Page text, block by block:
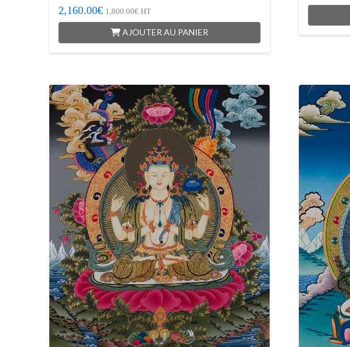
2,160.00€ 1,800.00€HT
AJOUTER AU PANIER